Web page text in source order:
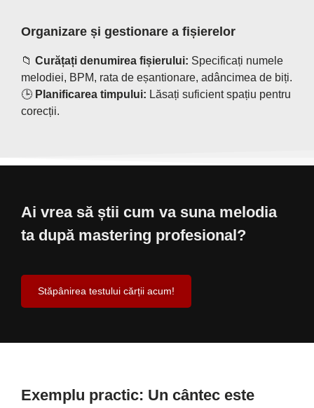
Organizare și gestionare a fișierelor
📁 Curățați denumirea fișierului: Specificați numele
melodiei, BPM, rata de eșantionare, adâncimea de biți.
🕒 Planificarea timpului: Lăsați suficient spațiu pentru
corecții.
Ai vrea să știi cum va suna melodia
ta după mastering profesional?
Stăpânirea testului cărții acum!
Exemplu practic: Un cântec este